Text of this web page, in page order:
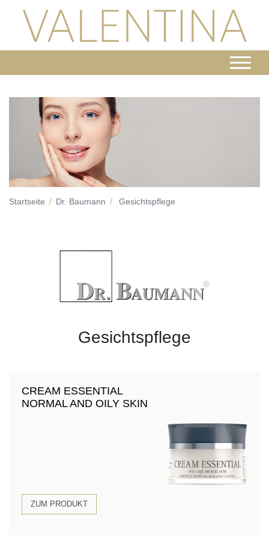
Startseite Dr. Baumann Gesichtspflege
Gesichtspflege
CREAM ESSENTIAL
NORMAL AND OILY SKIN
ZUM PRODUKT